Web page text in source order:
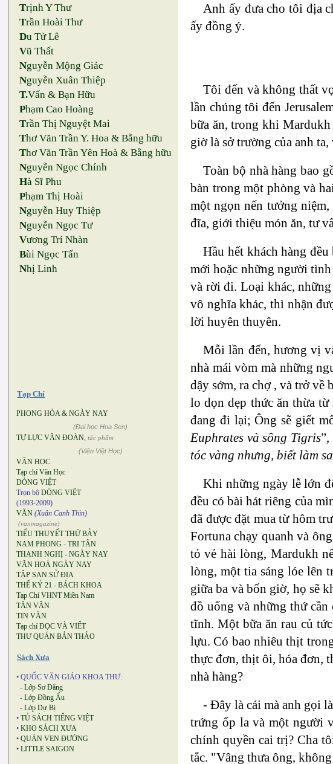
Trịnh Y Thư
Trần Hoài Thư
Du Tử Lê
Vũ Thất
Nguyễn Mộng Giác
Nguyễn Xuân Thiệp
T.Vấn & Bạn Hữu
Phạm Cao Hoàng
Trần Thị Nguyệt Mai
Thơ Văn Trần Y. Hoa & Bằng hữu
Thơ Văn Trần Yên Hoà & Bằng hữu
Nguyễn Ngọc Chính
Hà Sĩ Phu
Phạm Thị Hoài
Nguyễn Huy Thiệp
Nguyễn Ngọc Tư
Vương Trí Nhàn
Bùi Ngọc Tấn
Nhị Linh
Tạp Chí
PHONG HÓA & NGÀY NAY
(Đại học Hoa Sen)
TỰ LỰC VĂN ĐOÀN, tác phẩm
(Viện Việt Học)
VĂN HỌC
Tạp chí Văn Học
DÒNG VIỆT
Trọn bộ DÒNG VIỆT
(1993-2009)
VĂN (Xuân Canh Thìn)
(vanmagazine)
TIỂU THUYẾT THỨ BẢY
NAM PHONG - TRI TÂN
THANH NGHỊ - NGÀY NAY
VĂN HOÁ NGÀY NAY
TẬP SAN SỬ ĐỊA
THẾ KỶ 21 - BÁCH KHOA
Tạp Chí VHNT Miền Nam
TÂN VĂN
TIN VĂN
Tạp chí ĐỌC VÀ VIẾT
THƯ QUÁN BẢN THẢO
Sách Xưa
• QUỐC VĂN GIÁO KHOA THƯ:
- Lớp Sơ Đẳng
- Lớp Đồng Ấu
- Lớp Dự Bị
• TỦ SÁCH TIẾNG VIỆT
• KHO SÁCH XƯA
• QUÁN VEN ĐƯỜNG
• LITTLE SAIGON
Anh ấy đưa cho tôi địa
ấy đồng ý.
Tôi đến và không thất
lần chúng tôi đến
bữa ăn, trong khi Mardukh
giờ là sở trường của anh
Toàn bộ nhà hàng bao
bàn trong một phòng và
một ngọn nến tưởng
đĩa, giới thiệu món ăn, tư
Hầu hết khách hàng
mới hoặc những người
và rời đi. Loại khác,
vô nghĩa khác, thì nhận
lời huyên thuyên.
Mỗi lần đến, hương vị
nhà mái vòm mà những
dậy sớm, ra chợ , và trở về
lo dọn dẹp thức ăn thừa
đang đi lại; Ông sẽ giết
Euphrates và sông Tigris”,
tóc vàng nhưng, biết làm
Khi những ngày lễ lớn
đều có bài hát riêng của
đã được đặt mua từ hôm
Fortuna chạy quanh và
tỏ vẻ hài lòng, Mardukh
lòng, một tia sáng lóe lên
giữa ba và bốn giờ, họ sẽ
đồ uống và những thứ
tĩnh. Một bữa ăn rau củ
lựu. Có bao nhiêu thịt
thực đơn, thịt ôi, hóa đơn,
nhà hàng?
- Đây là cái mà anh gọi
trứng ốp la và một người
chính quyền cai trị? Cha
tắc. "Vâng thưa ông,